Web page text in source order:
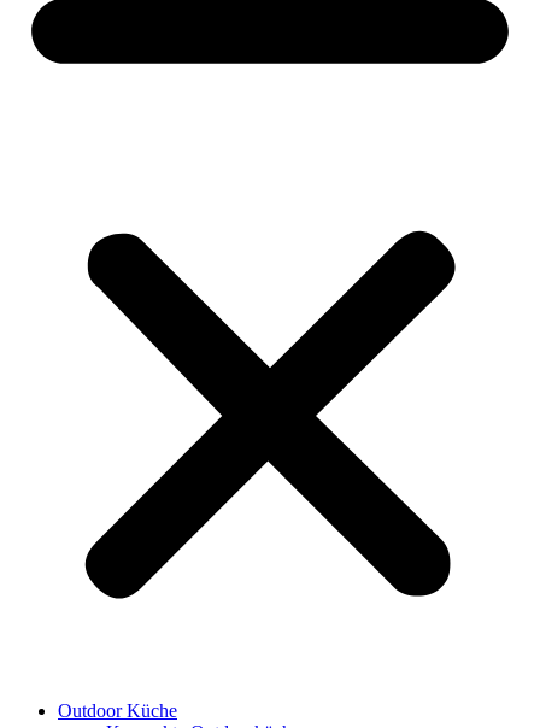
Outdoor Küche